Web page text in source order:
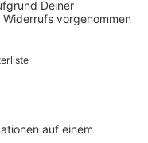
Gold.
an.